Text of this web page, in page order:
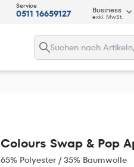
Service
0511 16659127 Business
exkl. MwSt.
Colours Swap & Pop
65% Polyester / 35% Baumwolle